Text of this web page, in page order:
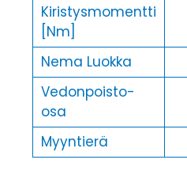
Kiristysmomentti
[Nm]
Nema Luokka
Vedonpoisto-
osa
Myyntierä